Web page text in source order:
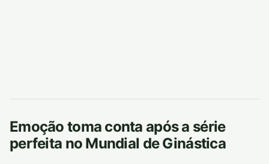
Emoção toma conta após a série
perfeita no Mundial de Ginástica